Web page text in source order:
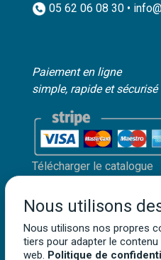
05 62 06 08 30 •
Paiement en ligne
simple, rapide et sécurisé
Télécharger le catalogue
Mentions légales
Politique de
Conditions générales de
Nous utilisons
Nous utilisons nos propres
tiers pour adapter le
web. Politique de